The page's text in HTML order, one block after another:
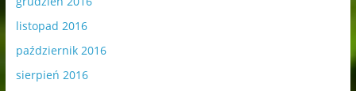
listopad 2016
październik 2016
sierpień 2016